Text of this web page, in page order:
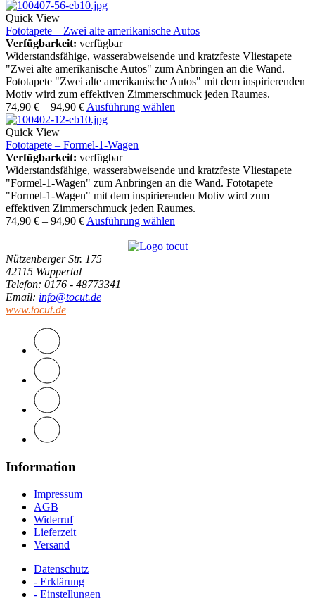
Quick View
Fototapete – Zwei alte amerikanische Autos
Verfügbarkeit: verfügbar
Widerstandsfähige, wasserabweisende und kratzfeste Vliestapete
"Zwei alte amerikanische Autos" zum Anbringen an die Wand.
Fototapete "Zwei alte amerikanische Autos" mit dem inspirierenden
Motiv wird zum effektiven Zimmerschmuck jeden Raumes.
74,90 € – 94,90 € Ausführung wählen
Quick View
Fototapete – Formel-1-Wagen
Verfügbarkeit: verfügbar
Widerstandsfähige, wasserabweisende und kratzfeste Vliestapete
"Formel-1-Wagen" zum Anbringen an die Wand. Fototapete
"Formel-1-Wagen" mit dem inspirierenden Motiv wird zum
effektiven Zimmerschmuck jeden Raumes.
74,90 € – 94,90 € Ausführung wählen
Nützenberger Str. 175
42115 Wuppertal
Telefon: 0176 - 48773341
Email: info@tocut.de
www.tocut.de
Information
Impressum
AGB
Widerruf
Lieferzeit
Versand
Datenschutz
- Erklärung
- Einstellungen